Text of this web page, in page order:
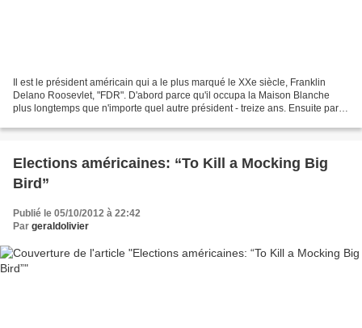
Il est le président américain qui a le plus marqué le XXe siècle, Franklin
Delano Roosevlet, "FDR". D'abord parce qu'il occupa la Maison Blanche
plus longtemps que n'importe quel autre président - treize ans. Ensuite parce
Elections américaines: “To Kill a Mocking Big
Bird”
Publié le 05/10/2012 à 22:42
Par geraldolivier